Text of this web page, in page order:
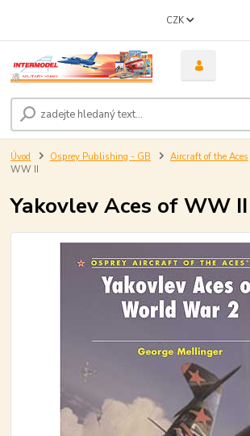
CZK
Úvod Osprey Publishing - GB Aircraft of the Aces
WW II
Yakovlev Aces of WW II